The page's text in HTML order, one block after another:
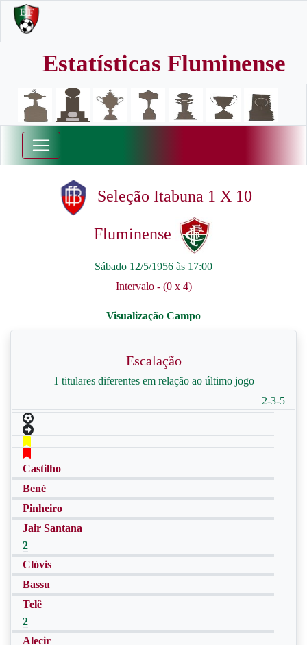
Estatísticas Fluminense
Seleção Itabuna 1 X 10
Fluminense
Sábado 12/5/1956 às 17:00
Intervalo - (0 x 4)
Escalação
1 titulares diferentes em relação ao último jogo
2-3-5
Castilho
Bené
Pinheiro
Jair Santana
2
Clóvis
Bassu
Telê
2
Alecir